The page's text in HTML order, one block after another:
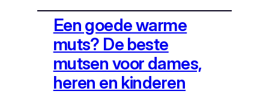
Een goede warme
muts? De beste
mutsen voor dames,
heren en kinderen